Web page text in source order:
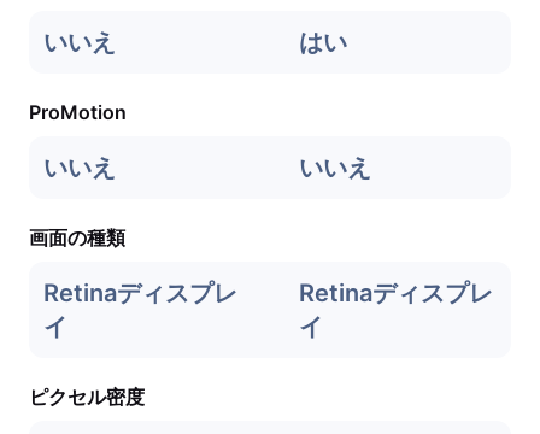
いいえ はい
ProMotion
いいえ いいえ
画面の種類
Retinaディスプレ
イ
Retinaディスプレ
イ
ピクセル密度